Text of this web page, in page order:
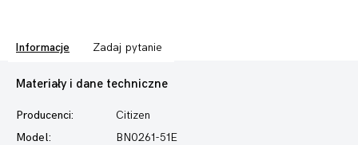
Informacje Zadaj pytanie
Materiały i dane techniczne
Producenci:
Citizen
Model:
BN0261-51E